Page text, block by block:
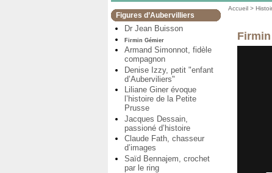
Figures d’Aubervilliers
Dr Jean Buisson
Firmin Gémier
Armand Simonnot, fidèle
compagnon
Denise Izzy, petit "enfant
d’Auberviliers"
Liliane Giner évoque
l’histoire de la Petite
Prusse
Jacques Dessain,
passioné d’histoire
Claude Fath, chasseur
d’images
Saïd Bennajem, crochet
par le ring
Accueil >